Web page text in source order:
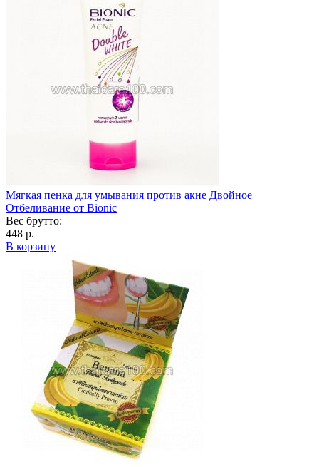
Мягкая пенка для умывания против акне Двойное
Отбеливание от Bionic
Вес брутто:
448 р.
В корзину